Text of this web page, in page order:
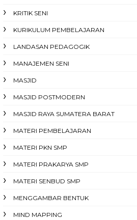
KRITIK SENI
KURIKULUM PEMBELAJARAN
LANDASAN PEDAGOGIK
MANAJEMEN SENI
MASJID
MASJID POSTMODERN
MASJID RAYA SUMATERA BARAT
MATERI PEMBELAJARAN
MATERI PKN SMP
MATERI PRAKARYA SMP
MATERI SENBUD SMP
MENGGAMBAR BENTUK
MIND MAPPING